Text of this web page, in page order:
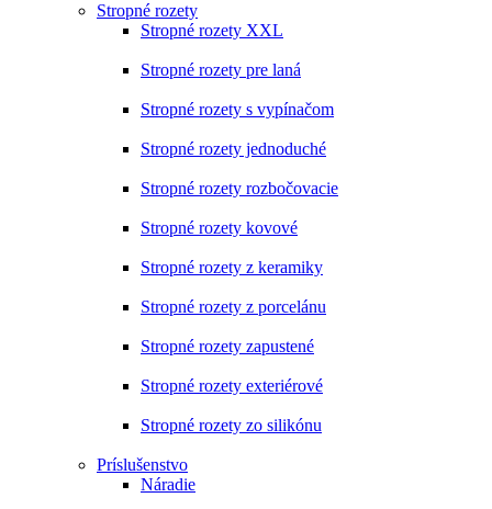
Stropné rozety
Stropné rozety XXL
Stropné rozety pre laná
Stropné rozety s vypínačom
Stropné rozety jednoduché
Stropné rozety rozbočovacie
Stropné rozety kovové
Stropné rozety z keramiky
Stropné rozety z porcelánu
Stropné rozety zapustené
Stropné rozety exteriérové
Stropné rozety zo silikónu
Príslušenstvo
Náradie